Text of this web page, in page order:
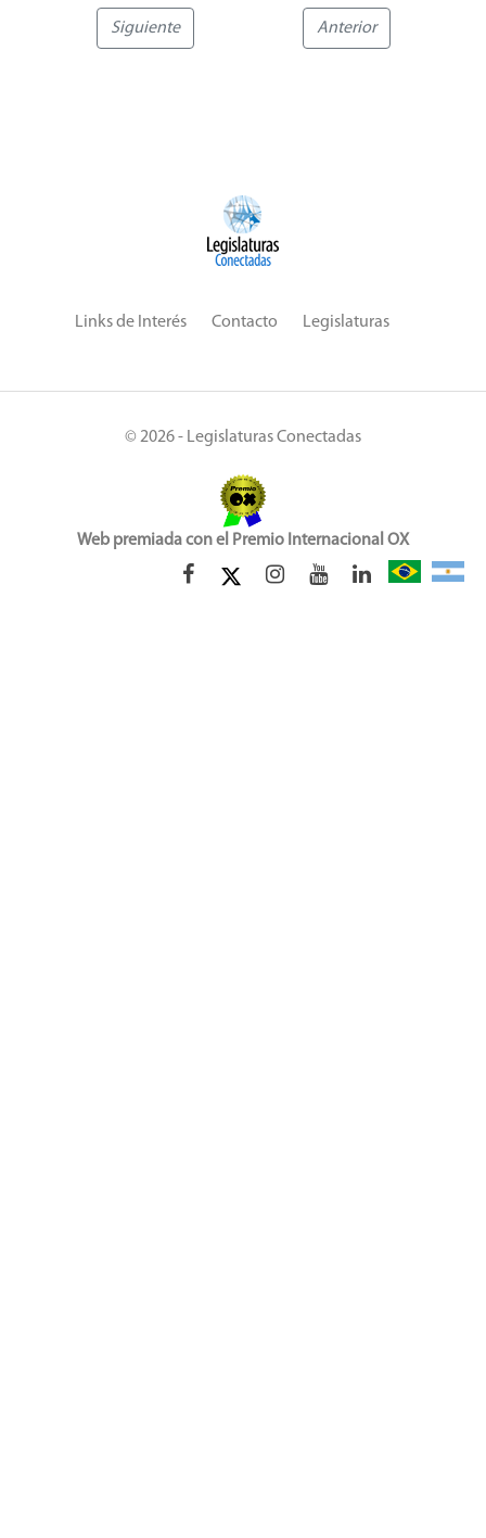
Siguiente Anterior
Links de Interés Contacto Legislaturas
© 2026 - Legislaturas Conectadas
Web premiada con el Premio Internacional OX